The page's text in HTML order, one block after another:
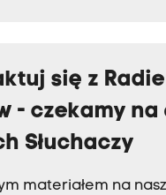
się z
- czekamy na
Słuchaczy
materiałem na